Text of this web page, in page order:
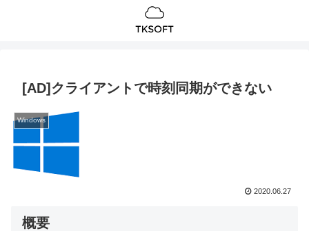
[AD]クライアントで時刻同期ができない
Windows
2020.06.27
概要